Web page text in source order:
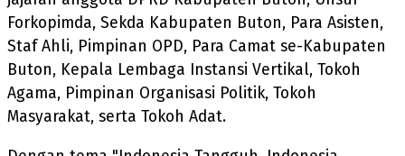
Forkopimda, Sekda Kabupaten Buton, Para Asisten,
Staf Ahli, Pimpinan OPD, Para Camat se-Kabupaten
Buton, Kepala Lembaga Instansi Vertikal, Tokoh
Agama, Pimpinan Organisasi Politik, Tokoh
Masyarakat, serta Tokoh Adat.